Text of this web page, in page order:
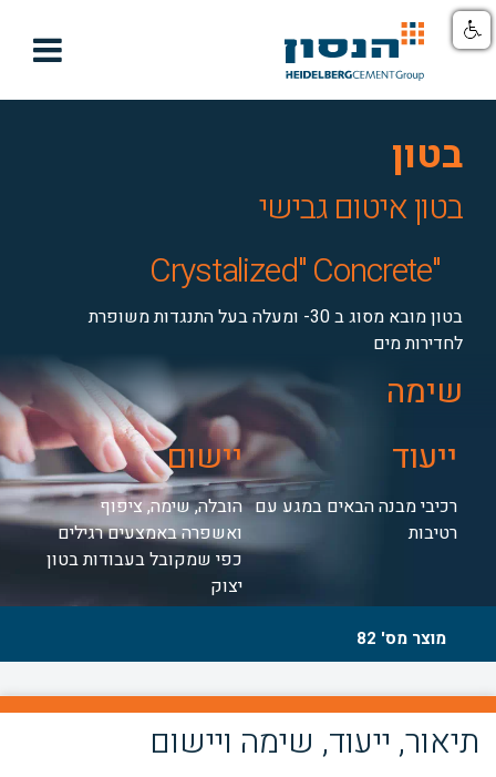

בטון
בטון איטום גבישי
"Crystalized" Concrete
בטון מובא מסוג ב 30- ומעלה בעל התנגדות משופרת
לחדירות מים
שימה
ייעוד
יישום
רכיבי מבנה הבאים במגע עם
רטיבות
הובלה, שימה, ציפוף
ואשפרה באמצעים רגילים
כפי שמקובל בעבודות בטון
יצוק
מוצר מס' 82
תיאור, ייעוד, שימה ויישום